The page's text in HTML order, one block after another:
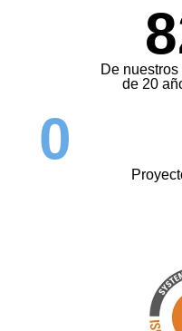
De
de 20
0